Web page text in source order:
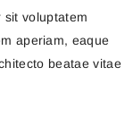
sit voluptatem
aperiam, eaque
beatae vitae